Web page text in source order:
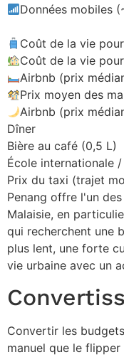
Données mobiles
Coût de la vie
Coût de la vie
Airbnb (prix
Prix ​​moyen des
Airbnb (prix
Dîner
Bière au café (0,5 L)
École internationale /
Prix du taxi (trajet
Penang offre l'un
Malaisie, en
qui recherchent une
plus lent, une forte
vie urbaine avec un
Convertir les
manuel que le